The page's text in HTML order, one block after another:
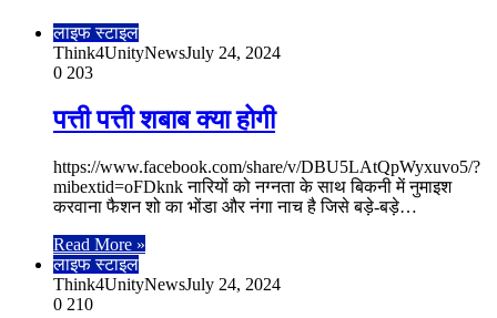
लाइफ स्टाइल
Think4UnityNewsJuly 24, 2024
0 203
पत्ती पत्ती शबाब क्या होगी
https://www.facebook.com/share/v/DBU5LAtQpWyxuvo5/?
mibextid=oFDknk नारियों को नग्नता के साथ बिकनी में नुमाइश
करवाना फैशन शो का भोंडा और नंगा नाच है जिसे बड़े-बड़े…
Read More »
लाइफ स्टाइल
Think4UnityNewsJuly 24, 2024
0 210